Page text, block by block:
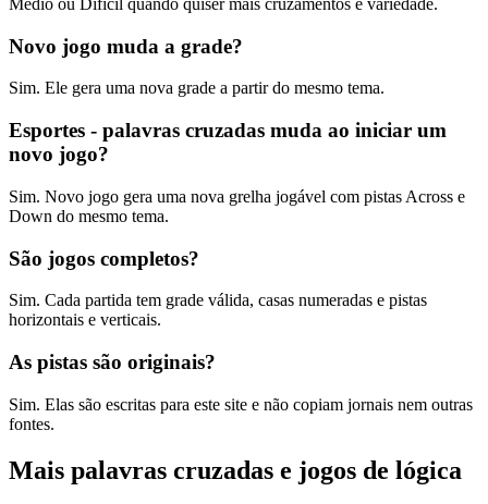
Médio ou Difícil quando quiser mais cruzamentos e variedade.
Novo jogo muda a grade?
Sim. Ele gera uma nova grade a partir do mesmo tema.
Esportes - palavras cruzadas muda ao iniciar um
novo jogo?
Sim. Novo jogo gera uma nova grelha jogável com pistas Across e
Down do mesmo tema.
São jogos completos?
Sim. Cada partida tem grade válida, casas numeradas e pistas
horizontais e verticais.
As pistas são originais?
Sim. Elas são escritas para este site e não copiam jornais nem outras
fontes.
Mais palavras cruzadas e jogos de lógica